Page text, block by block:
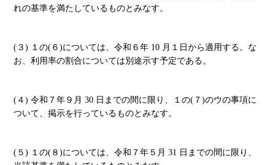
れの基準を満たしているものとみなす。
(３) １の(６)については、令和６年 10 月１日から適用する。な
お、利用率の割合については別途示す予定である。
(４) 令和７年９月 30 日までの間に限り、１の(７)のウの事項に
ついて、掲示を行っているものとみなす。
(５) １の(８)については、令和７年５月 31 日までの間に限り、